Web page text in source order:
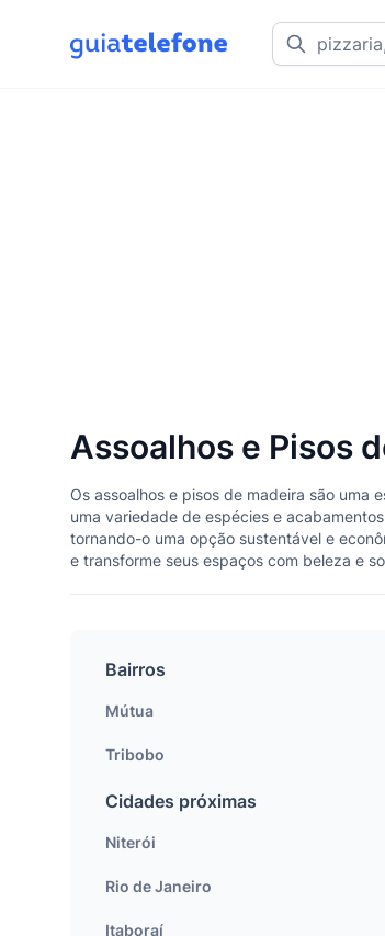
Assoalhos e Pisos
Os assoalhos e pisos de madeira são uma
uma variedade de espécies e
tornando-o uma opção sustentável e
e transforme seus espaços com beleza e
Bairros
Mútua
Tribobo
Cidades próximas
Niterói
Rio de Janeiro
Itaboraí